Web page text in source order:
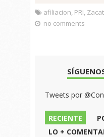
afiliacion, PRI,
no comments
Tweets por
RECIENTE
LO +